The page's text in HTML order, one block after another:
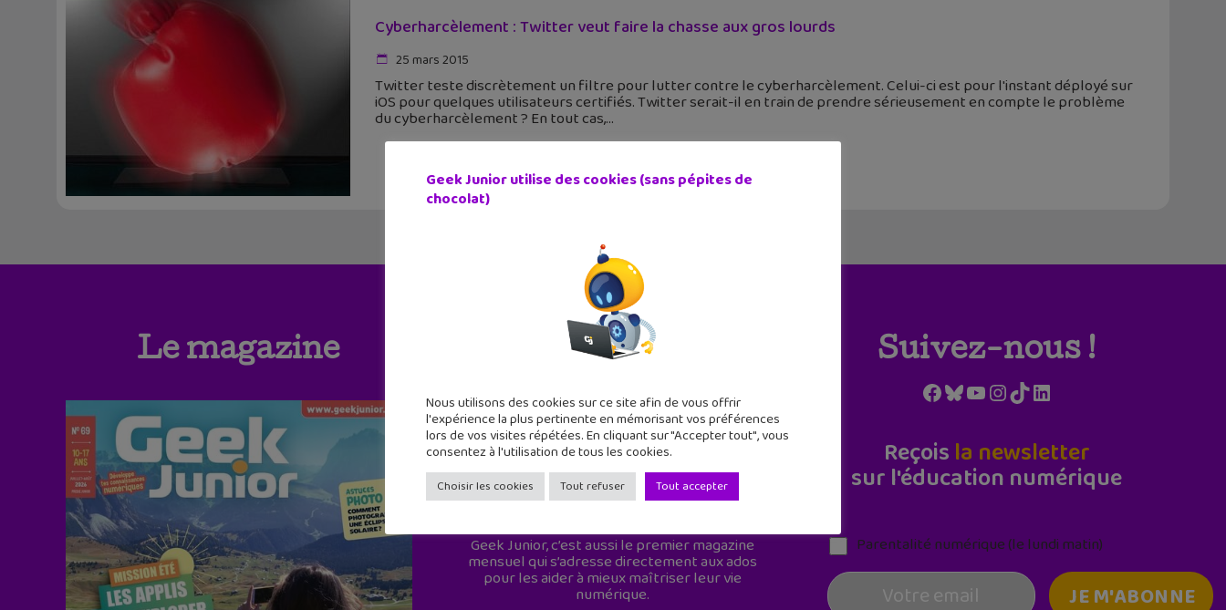
Cyberharcèlement : Twitter veut faire la chasse aux gros lourds
25 mars 2015
Twitter teste discrètement un filtre pour lutter contre le cyberharcèlement. Celui-ci est pour l'instant déployé sur
iOS pour quelques utilisateurs certifiés. Twitter serait-il en train de prendre sérieusement en compte le problème
du cyberharcèlement ? En tout cas,
Le magazine
Geek Junior est le premier site de culture
Geek Junior, c’est aussi le premier magazine
mensuel qui s’adresse directement aux ados
pour les aider à mieux maîtriser leur vie
numérique.
Suivez-nous !
Facebook
Bluesky
YouTube
Instagram
TikTokLinkedIn
Reçois la newsletter
sur l'éducation numérique
Parentalité numérique (le lundi matin)
Geek Junior utilise des cookies (sans pépites de
chocolat)
Nous utilisons des cookies sur ce site afin de vous offrir
l'expérience la plus pertinente en mémorisant vos préférences
lors de vos visites répétées. En cliquant sur "Accepter tout", vous
consentez à l'utilisation de tous les cookies.
Choisir les cookies Tout refuser Tout accepter